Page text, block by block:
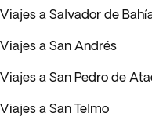
Viajes a Salvador de
Viajes a San Andrés
Viajes a San Pedro de
Viajes a San Telmo